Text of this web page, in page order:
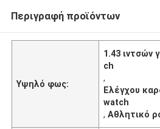
Περιγραφή προϊόντων
Υψηλό φως:
1.43 ιντσών
ch
,
Ελέγχου
watch
,Αθλητικό